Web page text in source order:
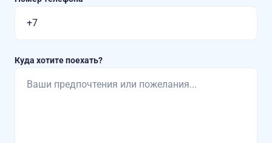
Куда хотите поехать?